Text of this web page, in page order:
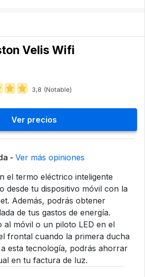
Velis Wifi
3,8 (Notable)
Ver precios
- Ver más opiniones
el termo eléctrico inteligente
desde tu dispositivo móvil con la
Además, podrás obtener
de tus gastos de energía.
al móvil o un piloto LED en el
frontal cuando la primera ducha
a esta tecnología, podrás ahorrar
en tu factura de luz.